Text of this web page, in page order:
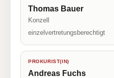
Thomas Bauer
Konzell
einzelvertretungsberechtigt
PROKURIST(IN)
Andreas Fuchs